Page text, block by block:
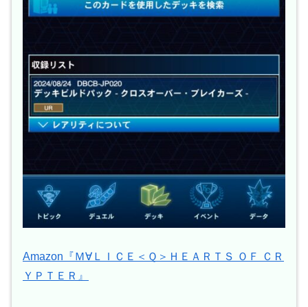
Amazon『Ｍ∀ＬＩＣＥ＜Ｑ＞ＨＥＡＲＴＳ ＯＦ ＣＲ
ＹＰＴＥＲ』